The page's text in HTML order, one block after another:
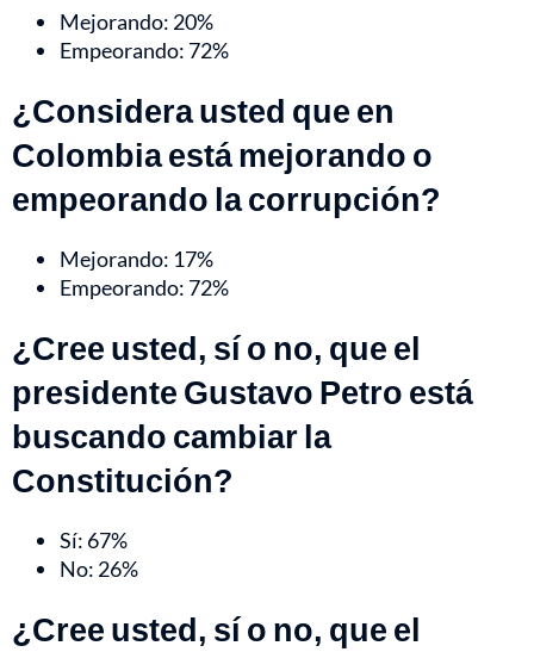
Mejorando: 20%
Empeorando: 72%
¿Considera usted que en
Colombia está mejorando o
empeorando la corrupción?
Mejorando: 17%
Empeorando: 72%
¿Cree usted, sí o no, que el
presidente Gustavo Petro está
buscando cambiar la
Constitución?
Sí: 67%
No: 26%
¿Cree usted, sí o no, que el